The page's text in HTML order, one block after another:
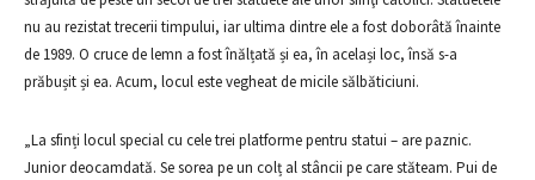
nu au rezistat trecerii timpului, iar ultima dintre ele a fost doborâtă înainte
de 1989. O cruce de lemn a fost înălțată și ea, în același loc, însă s-a
prăbușit și ea. Acum, locul este vegheat de micile sălbăticiuni.
„La sfinți locul special cu cele trei platforme pentru statui – are paznic.
Junior deocamdată. Se sorea pe un colț al stâncii pe care stăteam. Pui de